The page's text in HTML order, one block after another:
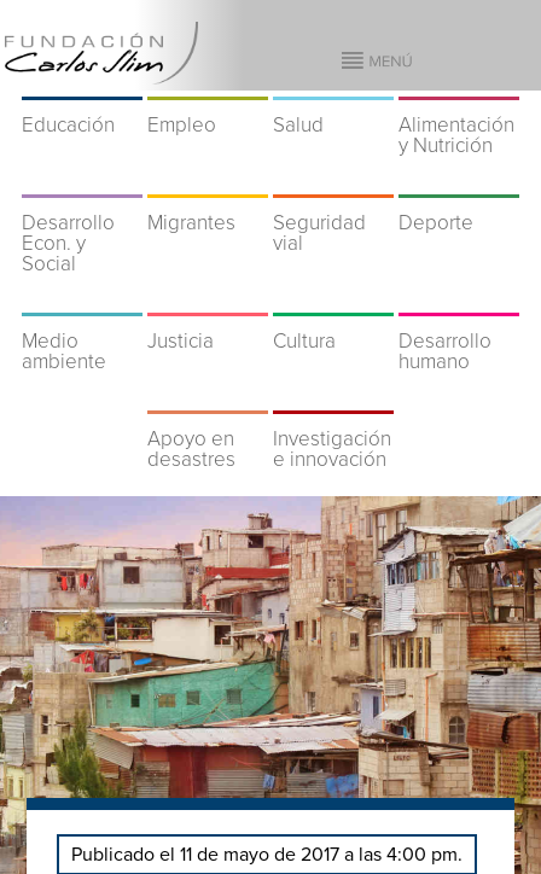
Educación Empleo Salud
Alimentación
y Nutrición
Desarrollo
Econ. y
Social
Migrantes
Seguridad
vial
Deporte
Medio
ambiente
Justicia Cultura
Desarrollo
humano
Apoyo en
desastres
Investigación
e innovación
Publicado el 11 de mayo de 2017 a las 4:00 pm.